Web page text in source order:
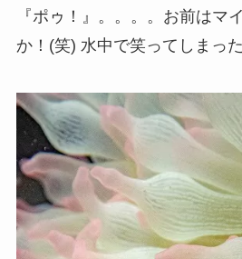
『ポゥ！』。。。。お前はマ
か！(笑) 水中で笑ってしまった